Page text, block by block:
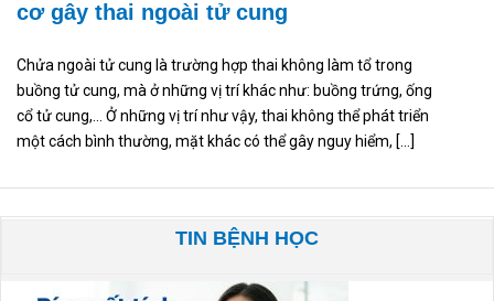
cơ gây thai ngoài tử cung
Chửa ngoài tử cung là trường hợp thai không làm tổ trong
buồng tử cung, mà ở những vị trí khác như: buồng trứng, ống
cổ tử cung,… Ở những vị trí như vậy, thai không thể phát triển
một cách bình thường, mặt khác có thể gây nguy hiểm, […]
TIN BỆNH HỌC